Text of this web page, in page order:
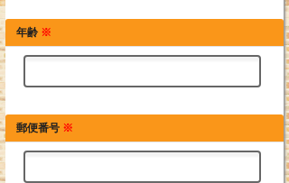
年齢 ※
郵便番号 ※